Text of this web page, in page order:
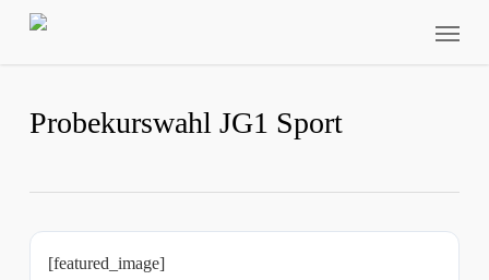
Skip
Probekurswahl JG1 Sport
[featured_image]